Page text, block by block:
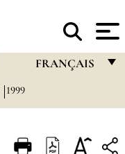
FRANÇAIS
ITALIANO
1999